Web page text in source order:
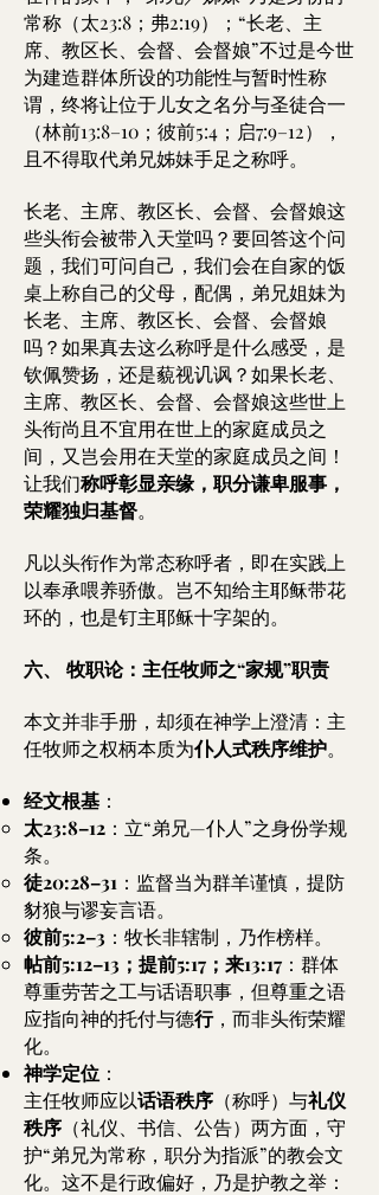
常称（太23:8；弗2:19）；“长老、主
席、教区长、会督、会督娘”不过是今世
为建造群体所设的功能性与暂时性称
谓，终将让位于儿女之名分与圣徒合一
（林前13:8–10；彼前5:4；启7:9–12），
且不得取代弟兄姊妹手足之称呼。
长老、主席、教区长、会督、会督娘这
些头衔会被带入天堂吗？要回答这个问
题，我们可问自己，我们会在自家的饭
桌上称自己的父母，配偶，弟兄姐妹为
长老、主席、教区长、会督、会督娘
吗？如果真去这么称呼是什么感受，是
钦佩赞扬，还是藐视讥讽？如果长老、
主席、教区长、会督、会督娘这些世上
头衔尚且不宜用在世上的家庭成员之
间，又岂会用在天堂的家庭成员之间！
让我们称呼彰显亲缘，职分谦卑服事，
荣耀独归基督。
凡以头衔作为常态称呼者，即在实践上
以奉承喂养骄傲。岂不知给主耶稣带花
环的，也是钉主耶稣十字架的。
六、 牧职论：主任牧师之“家规”职责
本文并非手册，却须在神学上澄清：主
任牧师之权柄本质为仆人式秩序维护。
经文根基 ：
太23:8–12 ：立“弟兄—仆人”之身份学规
条。
徒20:28–31 ：监督当为群羊谨慎，提防
豺狼与谬妄言语。
彼前5:2–3 ：牧长非辖制，乃作榜样。
帖前5:12–13；提前5:17；来13:17 ：群体
尊重劳苦之工与话语职事，但尊重之语
应指向神的托付与德行，而非头衔荣耀
化。
神学定位 ：
主任牧师应以话语秩序 （称呼）与礼仪
秩序 （礼仪、书信、公告）两方面，守
护“弟兄为常称，职分为指派”的教会文
化。这不是行政偏好，乃是护教之举：